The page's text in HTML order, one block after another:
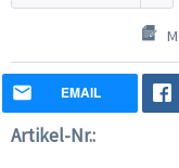
EMAIL
Artikel-Nr.: